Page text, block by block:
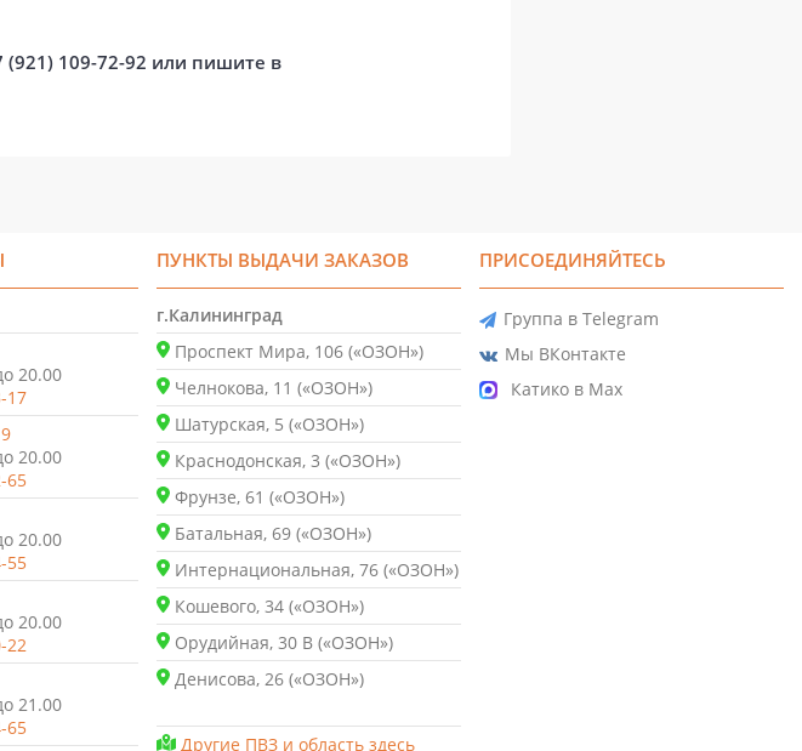
(921) 109-72-92 или пишите в
20.00
17
20.00
65
20.00
55
20.00
22
21.00
65
ПУНКТЫ ВЫДАЧИ ЗАКАЗОВ
г.Калининград
Проспект Мира, 106 («ОЗОН»)
Челнокова, 11 («ОЗОН»)
Шатурская, 5 («ОЗОН»)
Краснодонская, 3 («ОЗОН»)
Фрунзе, 61 («ОЗОН»)
Батальная, 69 («ОЗОН»)
Интернациональная, 76 («ОЗОН»)
Кошевого, 34 («ОЗОН»)
Орудийная, 30 В («ОЗОН»)
Денисова, 26 («ОЗОН»)
Другие ПВЗ и область здесь
ПРИСОЕДИНЯЙТЕСЬ
Группа в Telegram
Мы ВКонтакте
Катико в Max